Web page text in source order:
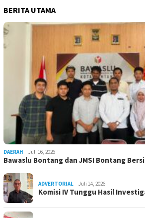
BERITA UTAMA
DAERAH Juli 16, 2026
Bawaslu Bontang dan JMSI Bontang
ADVERTORIAL Juli 14, 2026
Komisi IV Tunggu Hasil